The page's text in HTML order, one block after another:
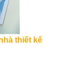
thiết kế